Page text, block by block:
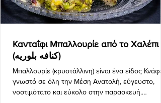
Κανταΐφι Μπαλλουρίε από το Χαλέπι
(كنافه بلوريه)
Μπαλλουρίε (κρυστάλλινη) είναι ένα είδος Κνάφε,
γνωστό σε όλη την Μέση Ανατολή, εύγευστο,
νοστιμότατο και εύκολο στην παρασκευή.